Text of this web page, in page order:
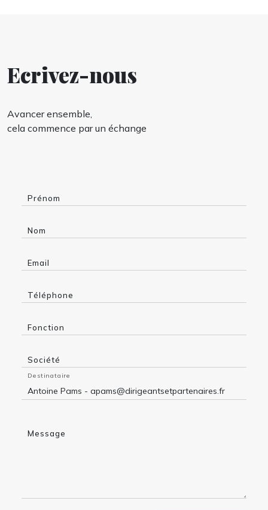
Ecrivez-nous
Avancer ensemble,
cela commence par un échange
Prénom
Nom
Email
Téléphone
Fonction
Société
Destinataire
Message